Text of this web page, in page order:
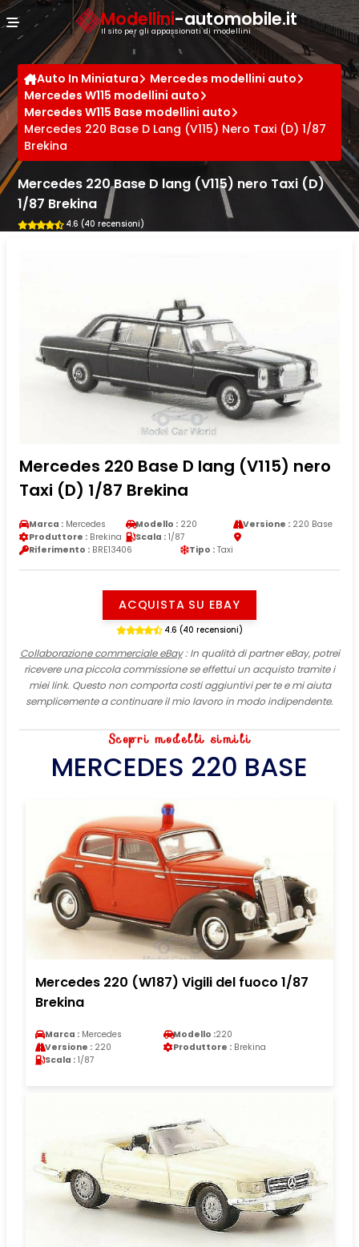
Modellini-automobile.it
Il sito per gli appassionati di modellini
Auto In Miniatura
Mercedes modellini auto
Mercedes W115 modellini auto
Mercedes W115 Base modellini auto
Mercedes 220 Base D Lang (V115) Nero Taxi (D) 1/87
Brekina
Mercedes 220 Base D lang (V115) nero Taxi (D)
1/87 Brekina
4.6 (40 recensioni)
Mercedes 220 Base D lang (V115) nero
Taxi (D) 1/87 Brekina
Marca : Mercedes Modello : 220 Versione :220 Base
Produttore : Brekina Scala : 1/87
Riferimento : BRE13406 Tipo : Taxi
ACQUISTA SU EBAY
4.6 (40 recensioni)
Collaborazione commerciale eBay: In qualità di partner eBay, potrei
ricevere una piccola commissione se effettui un acquisto tramite i
miei link. Questo non comporta costi aggiuntivi per te e mi aiuta
semplicemente a continuare il mio lavoro in modo indipendente.
Scopri modelli simili
MERCEDES 220 BASE
Mercedes 220 (W187) Vigili del fuoco 1/87
Brekina
Marca : Mercedes Modello :220
Versione : 220 Produttore : Brekina
Scala : 1/87
Cookies management panel